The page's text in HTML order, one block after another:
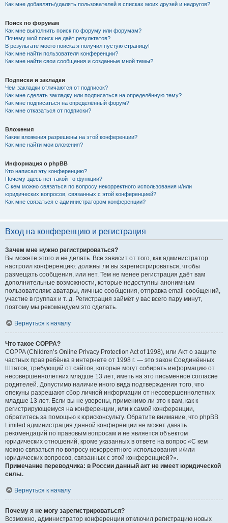
Как мне добавлять/удалять пользователей в списках моих друзей и недругов?
Поиск по форумам
Как мне выполнить поиск по форуму или форумам?
Почему мой поиск не даёт результатов?
В результате моего поиска я получил пустую страницу!
Как мне найти пользователя конференции?
Как мне найти свои сообщения и созданные мной темы?
Подписки и закладки
Чем закладки отличаются от подписок?
Как мне сделать закладку или подписаться на определённую тему?
Как мне подписаться на определённый форум?
Как мне отказаться от подписки?
Вложения
Какие вложения разрешены на этой конференции?
Как мне найти мои вложения?
Информация о phpBB
Кто написал эту конференцию?
Почему здесь нет такой-то функции?
С кем можно связаться по вопросу некорректного использования и/или
юридических вопросов, связанных с этой конференцией?
Как мне связаться с администратором конференции?
Вход на конференцию и регистрация
Зачем мне нужно регистрироваться?
Вы можете этого и не делать. Всё зависит от того, как администратор
настроил конференцию: должны ли вы зарегистрироваться, чтобы
размещать сообщения, или нет. Тем не менее регистрация даёт вам
дополнительные возможности, которые недоступны анонимным
пользователям: аватары, личные сообщения, отправка email-сообщений,
участие в группах и т. д. Регистрация займёт у вас всего пару минут,
поэтому мы рекомендуем это сделать.
Вернуться к началу
Что такое COPPA?
COPPA (Children’s Online Privacy Protection Act of 1998), или Акт о защите
частных прав ребёнка в интернете от 1998 г. — это закон Соединённых
Штатов, требующий от сайтов, которые могут собирать информацию от
несовершеннолетних младше 13 лет, иметь на это письменное согласие
родителей. Допустимо наличие иного вида подтверждения того, что
опекуны разрешают сбор личной информации от несовершеннолетних
младше 13 лет. Если вы не уверены, применимо ли это к вам, как к
регистрирующемуся на конференции, или к самой конференции,
обратитесь за помощью к юрисконсульту. Обратите внимание, что phpBB
Limited администрация данной конференции не может давать
рекомендаций по правовым вопросам и не является объектом
юридических отношений, кроме указанных в ответе на вопрос «С кем
можно связаться по вопросу некорректного использования и/или
юридических вопросов, связанных с этой конференцией?».
Примечание переводчика: в России данный акт не имеет юридической
силы..
Вернуться к началу
Почему я не могу зарегистрироваться?
Возможно, администратор конференции отключил регистрацию новых